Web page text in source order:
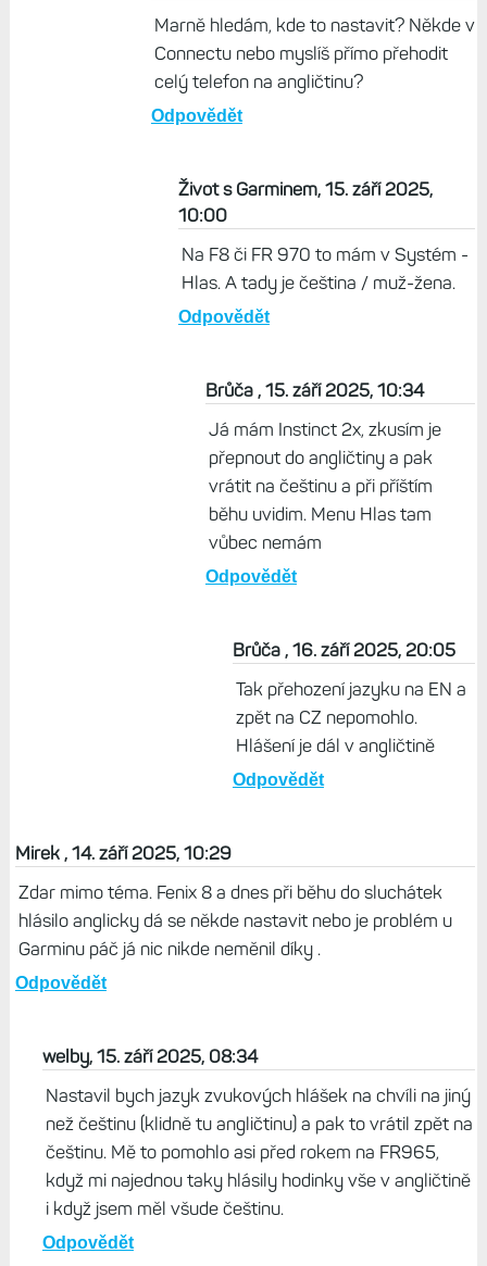
Marně hledám, kde to nastavit? Někde v
Connectu nebo myslíš přímo přehodit
celý telefon na angličtinu?
Odpovědět
Život s Garminem, 15. září 2025,
10:00
Na F8 či FR 970 to mám v Systém -
Hlas. A tady je čeština / muž-žena.
Odpovědět
Brůča , 15. září 2025, 10:34
Já mám Instinct 2x, zkusím je
přepnout do angličtiny a pak
vrátit na češtinu a při příštím
běhu uvidim. Menu Hlas tam
vůbec nemám
Odpovědět
Brůča , 16. září 2025, 20:05
Tak přehození jazyku na EN a
zpět na CZ nepomohlo.
Hlášení je dál v angličtině
Odpovědět
Mirek , 14. září 2025, 10:29
Zdar mimo téma. Fenix 8 a dnes při běhu do sluchátek
hlásilo anglicky dá se někde nastavit nebo je problém u
Garminu páč já nic nikde neměnil díky .
Odpovědět
welby, 15. září 2025, 08:34
Nastavil bych jazyk zvukových hlášek na chvíli na jiný
než češtinu (klidně tu angličtinu) a pak to vrátil zpět na
češtinu. Mě to pomohlo asi před rokem na FR965,
když mi najednou taky hlásily hodinky vše v angličtině
i když jsem měl všude češtinu.
Odpovědět